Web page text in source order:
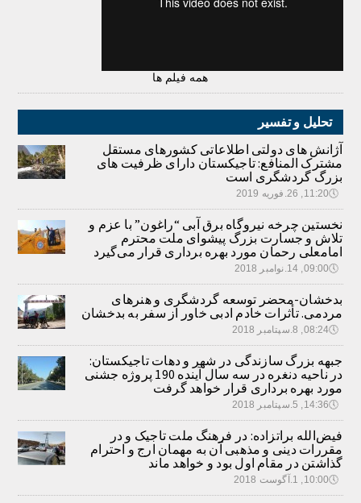
همه فیلم ها
تحلیل و تفسیر
آژانش های دولتی اطلاعاتی کشورهای مستقل
مشترک المنافع: تاجیکستان دارای ظرفیت های
بزرگ گردشگری است
🕔11:20, 26.فوریه 2019
نخستین چرخه نیروگاه برق آبی “راغون” با عزم و
تلاش و جسارت بزرگ پیشوای ملت محترم
امامعلی رحمان مورد بهره برداری قرار می‌گیرد
🕔09:00, 14.نوامبر 2018
بدخشان-محضر توسعه گردشگری و هنرهای
مردمی. تأثرات خادم ادبی خاور از سفر به بدخشان
🕔08:24, 8.سپتامبر 2018
جبهه بزرگ سازندگی در شهر و دهات تاجیکستان:
در ناحیه دنغره در سه سال آینده 190 پروژه جشنی
مورد بهره برداری قرار خواهد گرفت
🕔14:36, 5.سپتامبر 2018
فیض‌الله براتزاده: در فرهنگ ملت تاجیک و در
مقررات دینی و مذهبی آن به مهمان ارج و احترام
گذاشتن در مقام اول بود و خواهد ماند
🕔10:00, 1.آگوست 2018